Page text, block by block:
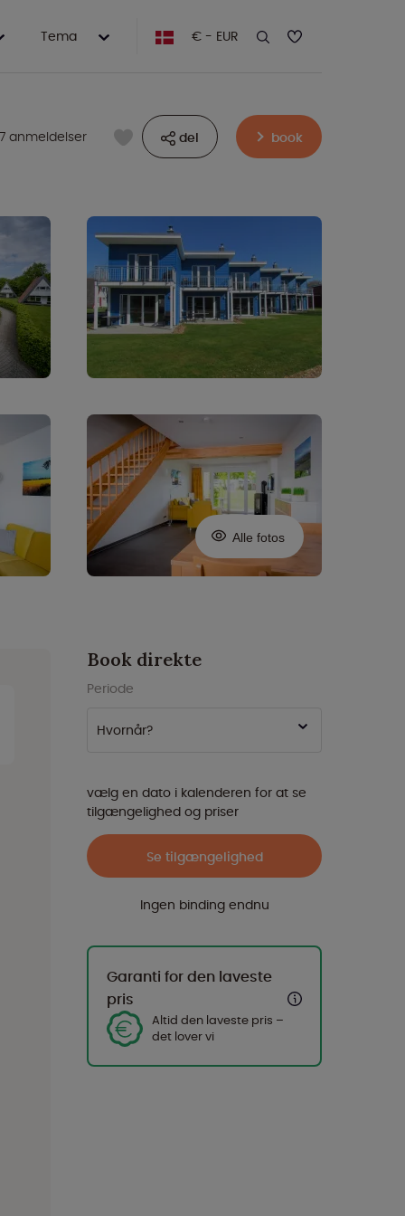
Tema € - EUR
7 anmeldelser del book
Alle fotos
Book direkte
Periode
Hvornår?
vælg en dato i kalenderen for at se
tilgængelighed og priser
Se tilgængelighed
Ingen binding endnu
Garanti for den laveste
pris
Altid den laveste pris –
det lover vi